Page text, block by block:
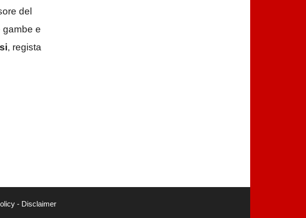
del
gambe e
, regista
- Disclaimer